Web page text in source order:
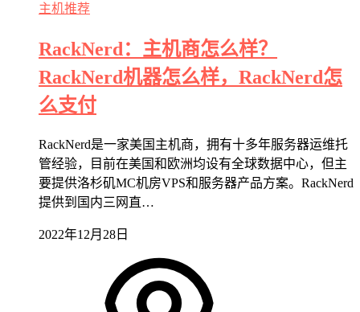
主机推荐
RackNerd：主机商怎么样？
RackNerd机器怎么样，RackNerd怎
么支付
RackNerd是一家美国主机商，拥有十多年服务器运维托
管经验，目前在美国和欧洲均设有全球数据中心，但主
要提供洛杉矶MC机房VPS和服务器产品方案。RackNerd
提供到国内三网直…
2022年12月28日